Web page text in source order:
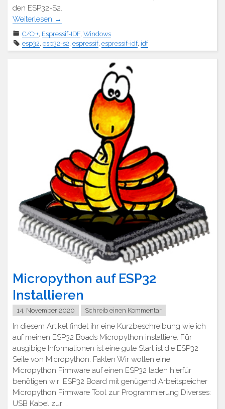
den ESP32-S2.
Weiterlesen →
C/C++ Espressif-IDF Windows
esp32 esp32-s2 espressif, espressif-idf, idf
Micropython auf ESP32
Installieren
14. November 2020 Schreib einen Kommentar
In diesem Artikel findet ihr eine Kurzbeschreibung wie ich
auf meinen ESP32 Boads Micropython installiere. Für
ausgibige Informationen ist eine gute Start ist die ESP32
Seite von Micropython. Fakten Wir wollen eine
Micropython Firmware auf einen ESP32 laden hierfür
benötigen wir: ESP32 Board mit genügend Arbeitspeicher
Micropython Firmware Tool zur Programmierung Diverses:
USB Kabel zur …